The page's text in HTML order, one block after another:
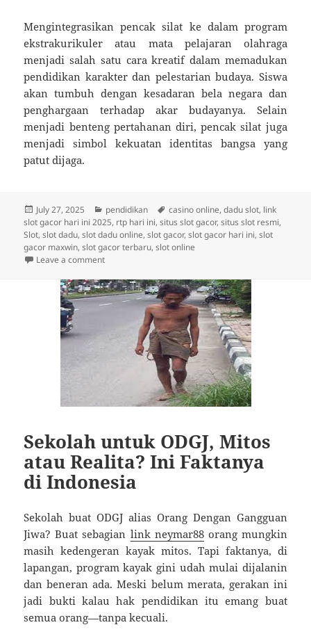
Mengintegrasikan pencak silat ke dalam program
ekstrakurikuler atau mata pelajaran olahraga
menjadi salah satu cara kreatif dalam memadukan
pendidikan karakter dan pelestarian budaya. Siswa
akan tumbuh dengan kesadaran bela negara dan
penghargaan terhadap akar budayanya. Selain
menjadi benteng pertahanan diri, pencak silat juga
menjadi simbol kekuatan identitas bangsa yang
patut dijaga.
Posted
on
July 27, 2025 Categories
pendidikan Tags
casino online,dadu slot, link
slot gacor hari ini 2025, rtp hari ini,situs slot gacor,situs slot resmi,
Slot,slot dadu,slot dadu online,slot gacor,slot gacor hari ini,slot
gacor maxwin,slot gacor terbaru,slot online
Leave a commenton Belajar Bela Diri Sambil Menjaga Budaya Lewat
Sekolah untuk ODGJ, Mitos
atau Realita? Ini Faktanya
di Indonesia
Sekolah buat ODGJ alias Orang Dengan Gangguan
Jiwa? Buat sebagian link neymar88orang mungkin
masih kedengeran kayak mitos. Tapi faktanya, di
lapangan, program kayak gini udah mulai dijalanin
dan beneran ada. Meski belum merata, gerakan ini
jadi bukti kalau hak pendidikan itu emang buat
semua orang—tanpa kecuali.